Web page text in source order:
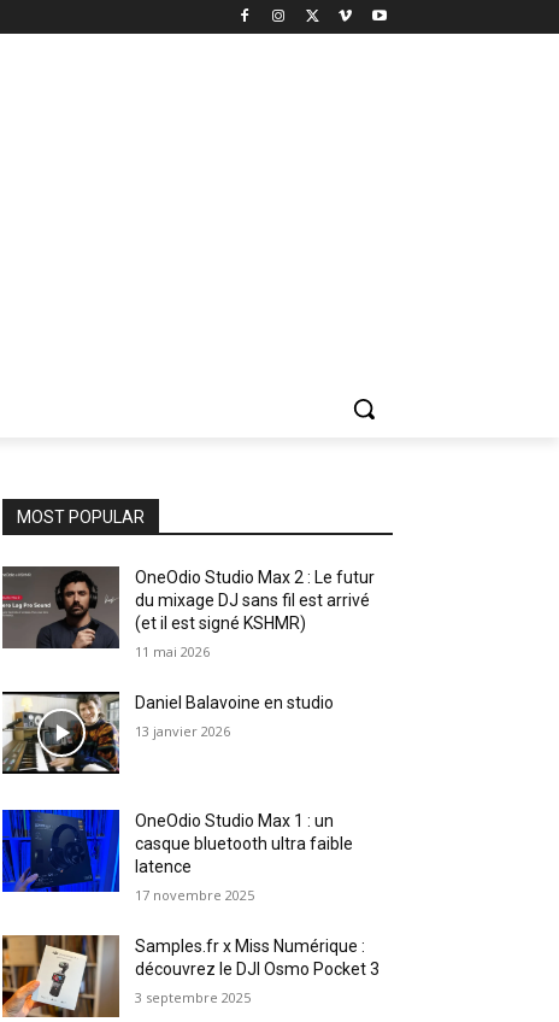
MOST POPULAR
OneOdio Studio Max 2 : Le futur
du mixage DJ sans fil est arrivé
(et il est signé KSHMR)
11 mai 2026
Daniel Balavoine en studio
13 janvier 2026
OneOdio Studio Max 1 : un
casque bluetooth ultra faible
latence
17 novembre 2025
Samples.fr x Miss Numérique :
découvrez le DJI Osmo Pocket 3
3 septembre 2025